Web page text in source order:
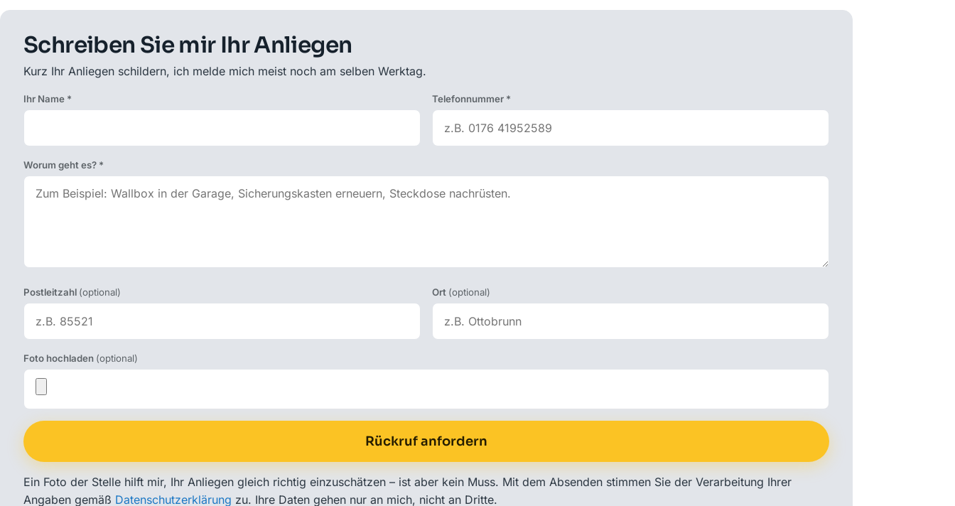
Schreiben Sie mir Ihr Anliegen
Kurz Ihr Anliegen schildern, ich melde mich meist noch am selben Werktag.
Ihr Name * Telefonnummer *
Worum geht es? *
Postleitzahl (optional) Ort (optional)
Foto hochladen (optional)
Rückruf anfordern
Ein Foto der Stelle hilft mir, Ihr Anliegen gleich richtig einzuschätzen – ist aber kein Muss. Mit dem Absenden stimmen Sie der Verarbeitung Ihrer
Angaben gemäß Datenschutzerklärung zu. Ihre Daten gehen nur an mich, nicht an Dritte.